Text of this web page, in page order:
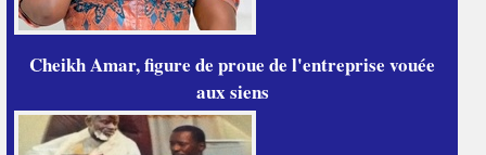
Cheikh Amar, figure de proue de l'entreprise vouée
aux siens